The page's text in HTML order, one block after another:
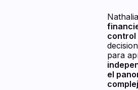
control
para
el